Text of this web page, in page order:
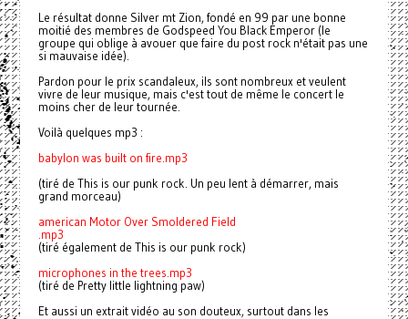
Le résultat donne Silver mt Zion, fondé en 99 par une bonne
moitié des membres de Godspeed You Black Emperor (le
groupe qui oblige à avouer que faire du post rock n'était pas une
si mauvaise idée).
Pardon pour le prix scandaleux, ils sont nombreux et veulent
vivre de leur musique, mais c'est tout de même le concert le
moins cher de leur tournée.
Voilà quelques mp3 :
babylon was built on fire.mp3
(tiré de This is our punk rock. Un peu lent à démarrer, mais
grand morceau)
american Motor Over Smoldered Field
.mp3
(tiré également de This is our punk rock)
microphones in the trees.mp3
(tiré de Pretty little lightning paw)
Et aussi un extrait vidéo au son douteux, surtout dans les